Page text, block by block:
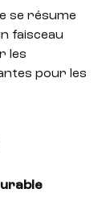
se résume
faisceau
les
pour les